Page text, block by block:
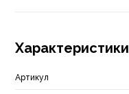
Характеристики
Артикул